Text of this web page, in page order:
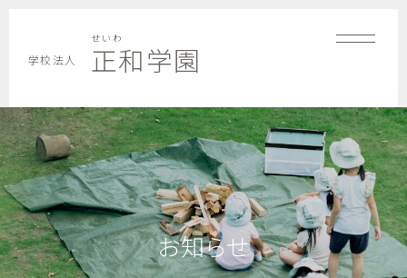
学校法人
せいわ
正和学園
お知らせ